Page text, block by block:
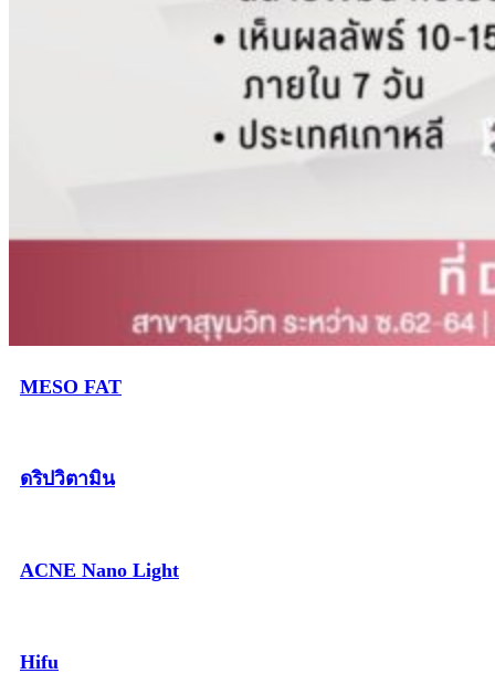
MESO FAT
ดริปวิตามิน
ACNE Nano Light
Hifu